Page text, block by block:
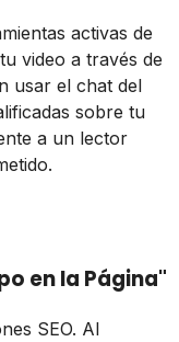
activas de
video a través de
usar el chat del
sobre tu
a un lector
en la Página"
SEO. Al